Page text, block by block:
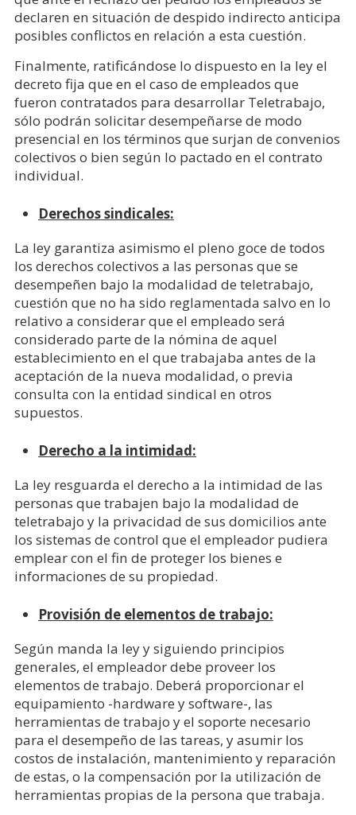
declaren en situación de despido indirecto anticipa
posibles conflictos en relación a esta cuestión.
Finalmente, ratificándose lo dispuesto en la ley el
decreto fija que en el caso de empleados que
fueron contratados para desarrollar Teletrabajo,
sólo podrán solicitar desempeñarse de modo
presencial en los términos que surjan de convenios
colectivos o bien según lo pactado en el contrato
individual.
Derechos sindicales:
La ley garantiza asimismo el pleno goce de todos
los derechos colectivos a las personas que se
desempeñen bajo la modalidad de teletrabajo,
cuestión que no ha sido reglamentada salvo en lo
relativo a considerar que el empleado será
considerado parte de la nómina de aquel
establecimiento en el que trabajaba antes de la
aceptación de la nueva modalidad, o previa
consulta con la entidad sindical en otros
supuestos.
Derecho a la intimidad:
La ley resguarda el derecho a la intimidad de las
personas que trabajen bajo la modalidad de
teletrabajo y la privacidad de sus domicilios ante
los sistemas de control que el empleador pudiera
emplear con el fin de proteger los bienes e
informaciones de su propiedad.
Provisión de elementos de trabajo:
Según manda la ley y siguiendo principios
generales, el empleador debe proveer los
elementos de trabajo. Deberá proporcionar el
equipamiento -hardware y software-, las
herramientas de trabajo y el soporte necesario
para el desempeño de las tareas, y asumir los
costos de instalación, mantenimiento y reparación
de estas, o la compensación por la utilización de
herramientas propias de la persona que trabaja.